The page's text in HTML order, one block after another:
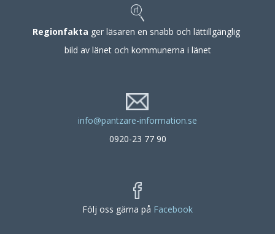
Regionfakta ger läsaren en snabb och lättillgänglig
bild av länet och kommunerna i länet
info@pantzare-information.se
0920-23 77 90
Följ oss gärna på Facebook